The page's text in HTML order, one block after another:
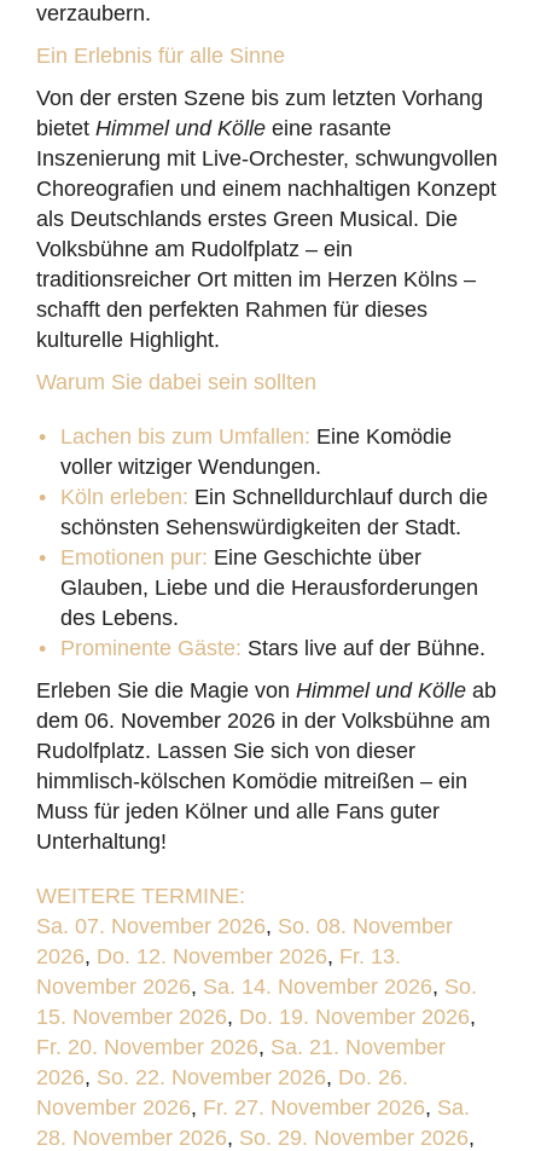
verzaubern.
Ein Erlebnis für alle Sinne
Von der ersten Szene bis zum letzten Vorhang
bietet Himmel und Kölle eine rasante
Inszenierung mit Live-Orchester, schwungvollen
Choreografien und einem nachhaltigen Konzept
als Deutschlands erstes Green Musical. Die
Volksbühne am Rudolfplatz – ein
traditionsreicher Ort mitten im Herzen Kölns –
schafft den perfekten Rahmen für dieses
kulturelle Highlight.
Warum Sie dabei sein sollten
Lachen bis zum Umfallen: Eine Komödie
voller witziger Wendungen.
Köln erleben: Ein Schnelldurchlauf durch die
schönsten Sehenswürdigkeiten der Stadt.
Emotionen pur: Eine Geschichte über
Glauben, Liebe und die Herausforderungen
des Lebens.
Prominente Gäste: Stars live auf der Bühne.
Erleben Sie die Magie von Himmel und Kölle ab
dem 06. November 2026 in der Volksbühne am
Rudolfplatz. Lassen Sie sich von dieser
himmlisch-kölschen Komödie mitreißen – ein
Muss für jeden Kölner und alle Fans guter
Unterhaltung!
WEITERE TERMINE:
Sa. 07. November 2026, So. 08. November
2026, Do. 12. November 2026, Fr. 13.
November 2026, Sa. 14. November 2026, So.
15. November 2026, Do. 19. November 2026,
Fr. 20. November 2026, Sa. 21. November
2026, So. 22. November 2026, Do. 26.
November 2026, Fr. 27. November 2026, Sa.
28. November 2026, So. 29. November 2026,